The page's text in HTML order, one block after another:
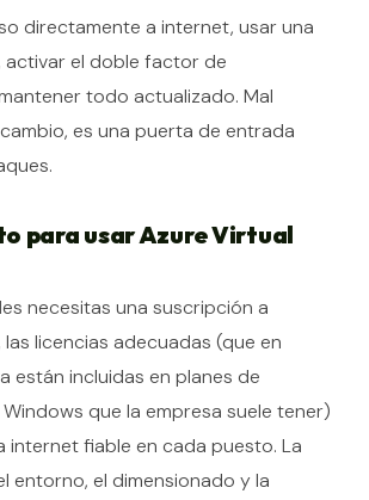
directamente a internet, usar una
activar el doble factor de
todo actualizado. Mal
es una puerta de entrada
para usar Azure Virtual
necesitas una suscripción a
licencias adecuadas (que en
están incluidas en planes de
que la empresa suele tener)
internet fiable en cada puesto. La
entorno, el dimensionado y la